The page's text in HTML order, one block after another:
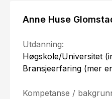
Anne Huse
Utdanning:
Høgskole/Universitet
Bransjeerfaring (mer
Kompetanse /